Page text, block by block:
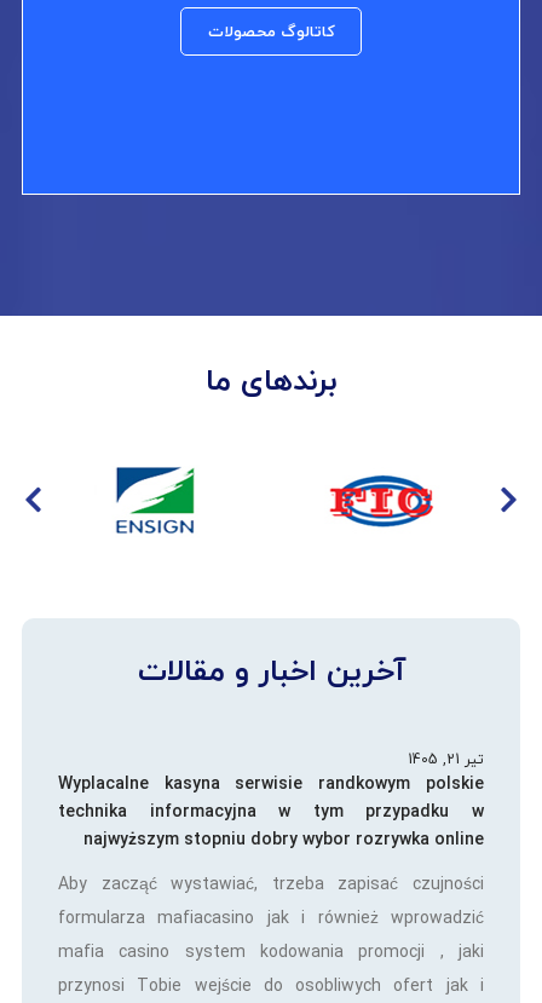
کاتالوگ محصولات
برندهای ما
آخرین اخبار و مقالات
تیر 21, 1405
Wyplacalne kasyna serwisie randkowym polskie
technika informacyjna w tym przypadku w
najwyższym stopniu dobry wybor rozrywka online
Aby zacząć wystawiać, trzeba zapisać czujności
formularza mafiacasino jak i również wprowadzić
mafia casino system kodowania promocji , jaki
przynosi Tobie wejście do osobliwych ofert jak i